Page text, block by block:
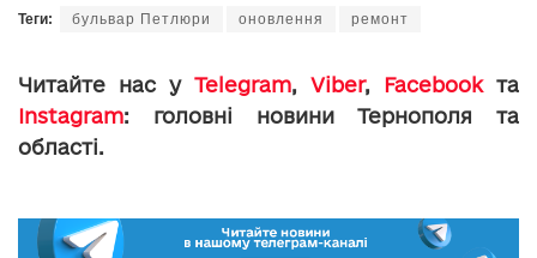
Теги: бульвар Петлюри оновлення ремонт
Читайте нас у Telegram, Viber, Facebookта
Instagram: головні новини Тернополя та
області.